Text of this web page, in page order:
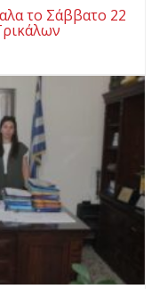
το Σάββατο 22